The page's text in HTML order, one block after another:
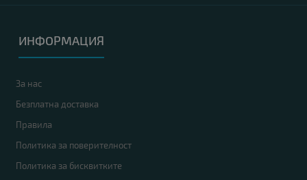
ИНФОРМАЦИЯ
За нас
Безплатна доставка
Правила
Политика за поверителност
Политика за бисквитките